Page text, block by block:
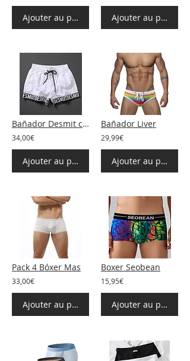
Ajouter au panier Ajouter au panier
Bañador Desmit corto
34,00€
Ajouter au panier
Bañador Liver
29,99€
Ajouter au panier
Pack 4 Bóxer Mas
33,00€
Ajouter au panier
Boxer Seobean
15,95€
Ajouter au panier